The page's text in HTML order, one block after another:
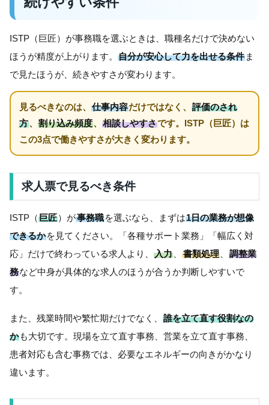
ISTP（巨匠）が事務職を選ぶときは、職種名だけで決めない
ほうが精度が上がります。 自分が安心して力を出せる条件 ま
で見たほうが、続きやすさが変わります。
見るべきなのは、 仕事内容だけではなく、 評価のされ
方、 割り込み頻度、相談しやすさです。ISTP（巨匠）は
この3点で働きやすさが大きく変わります。
求人票で見るべき条件
ISTP（巨匠）が事務職を選ぶなら、まずは1日の業務が想像
できるかを見てください。「各種サポート業務」「幅広く対
応」だけで終わっている求人より、 入力 、書類処理、 調整業
務など中身が具体的な求人のほうが合うか判断しやすいで
す。
また、残業時間や繁忙期だけでなく、 誰を立て直す役割なの
かも大切です。現場を立て直す事務、営業を立て直す事務、
患者対応も含む事務では、必要なエネルギーの向きがかなり
違います。